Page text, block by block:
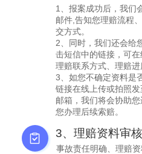
1、报案成功后，我们
邮件,告知您理赔流程
交方式。
2、同时，我们还会给
击短信中的链接，可在
理赔联系方式、理赔进
3、如您不确定资料是
链接在线上传或拍照
邮箱，我们将会协助
您办理后续索赔。
3、理赔资料审核
事故责任明确、理赔